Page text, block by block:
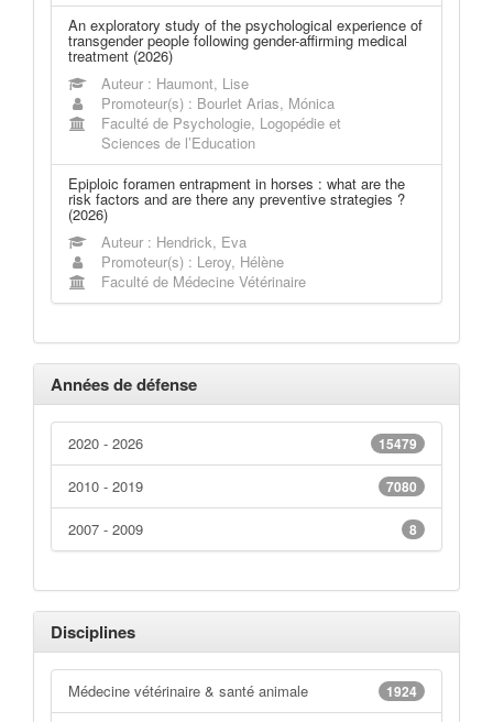
An exploratory study of the psychological experience of
transgender people following gender-affirming medical
treatment (2026)
Auteur : Haumont, Lise
Promoteur(s) : Bourlet Arias, Mónica
Faculté de Psychologie, Logopédie et
Sciences de l’Education
Epiploic foramen entrapment in horses : what are the
risk factors and are there any preventive strategies ?
(2026)
Auteur : Hendrick, Eva
Promoteur(s) : Leroy, Hélène
Faculté de Médecine Vétérinaire
Années de défense
15479
2020 - 2026
7080
2010 - 2019
8
2007 - 2009
Disciplines
1924
Médecine vétérinaire & santé animale